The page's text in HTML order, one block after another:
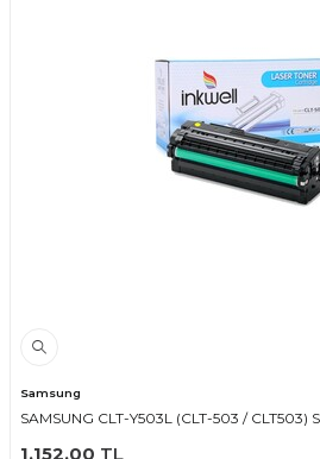
Samsung
SAMSUNG CLT-Y503L (CLT-503 / CLT503)
1.152,00 TL